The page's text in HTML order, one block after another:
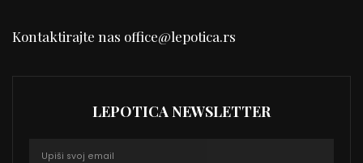
Kontaktirajte nas office@lepotica.rs
LEPOTICA NEWSLETTER